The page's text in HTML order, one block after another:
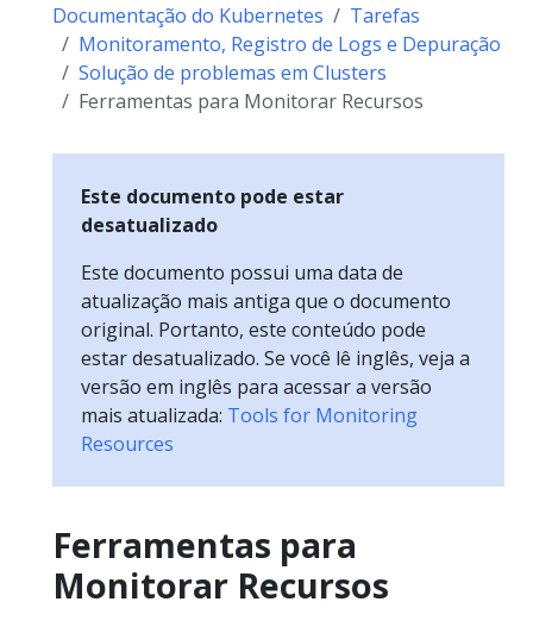
Documentação do Kubernetes
Tarefas
Monitoramento, Registro de Logs e Depuração
Solução de problemas em Clusters
Ferramentas para Monitorar Recursos
Este documento pode estar
desatualizado
Este documento possui uma data de
atualização mais antiga que o documento
original. Portanto, este conteúdo pode
estar desatualizado. Se você lê inglês, veja a
versão em inglês para acessar a versão
mais atualizada: Tools for Monitoring
Resources
Ferramentas para
Monitorar Recursos